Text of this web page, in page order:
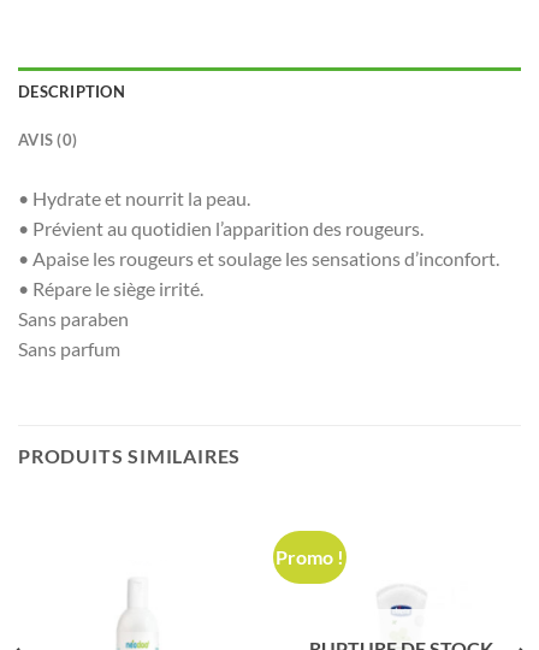
DESCRIPTION
AVIS (0)
• Hydrate et nourrit la peau.
• Prévient au quotidien l’apparition des rougeurs.
• Apaise les rougeurs et soulage les sensations d’inconfort.
• Répare le siège irrité.
Sans paraben
Sans parfum
PRODUITS SIMILAIRES
Promo !